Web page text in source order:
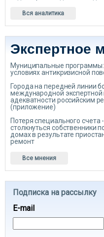
Вся аналитика
Экспертное
Муниципальные программы:
условиях антикризисной
Города на передней линии
международной экспертной
адекватности российским
(приложение)
Потеря специального счета
столкнуться собственники
домах в результате
ремонт
Все мнения
Подписка на рассылку
E-mail